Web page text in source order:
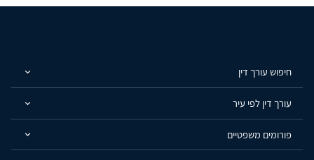
חיפוש עורך דין
עורך דין לפי עיר
פורומים משפטיים